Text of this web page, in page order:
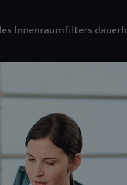
Innenraumfilters